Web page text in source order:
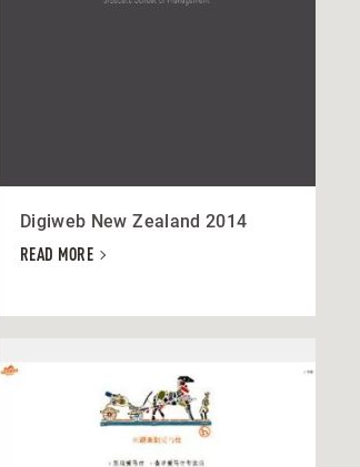
Digiweb New Zealand 2014
READ MORE